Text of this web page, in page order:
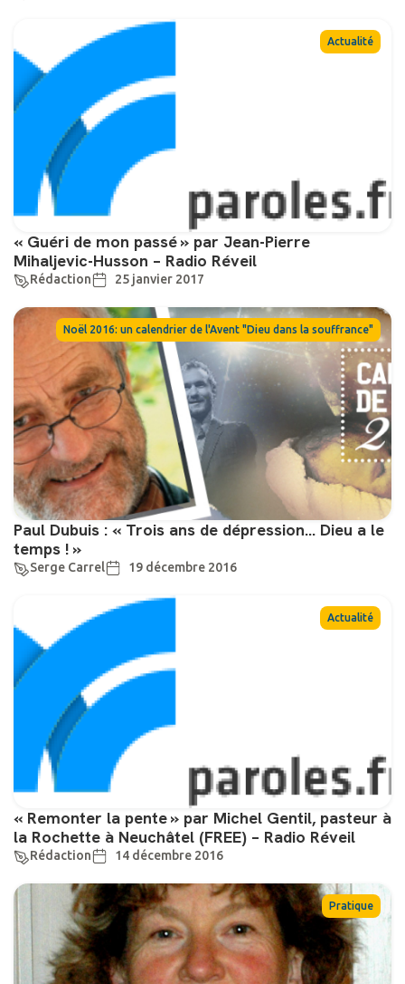
Actualité
« Guéri de mon passé » par Jean-Pierre
Mihaljevic-Husson – Radio Réveil
Rédaction 25 janvier 2017
Noël 2016: un calendrier de l'Avent "Dieu dans la souffrance"
Paul Dubuis : « Trois ans de dépression… Dieu a le
temps ! »
Serge Carrel 19 décembre 2016
Actualité
« Remonter la pente » par Michel Gentil, pasteur à
la Rochette à Neuchâtel (FREE) – Radio Réveil
Rédaction 14 décembre 2016
Pratique